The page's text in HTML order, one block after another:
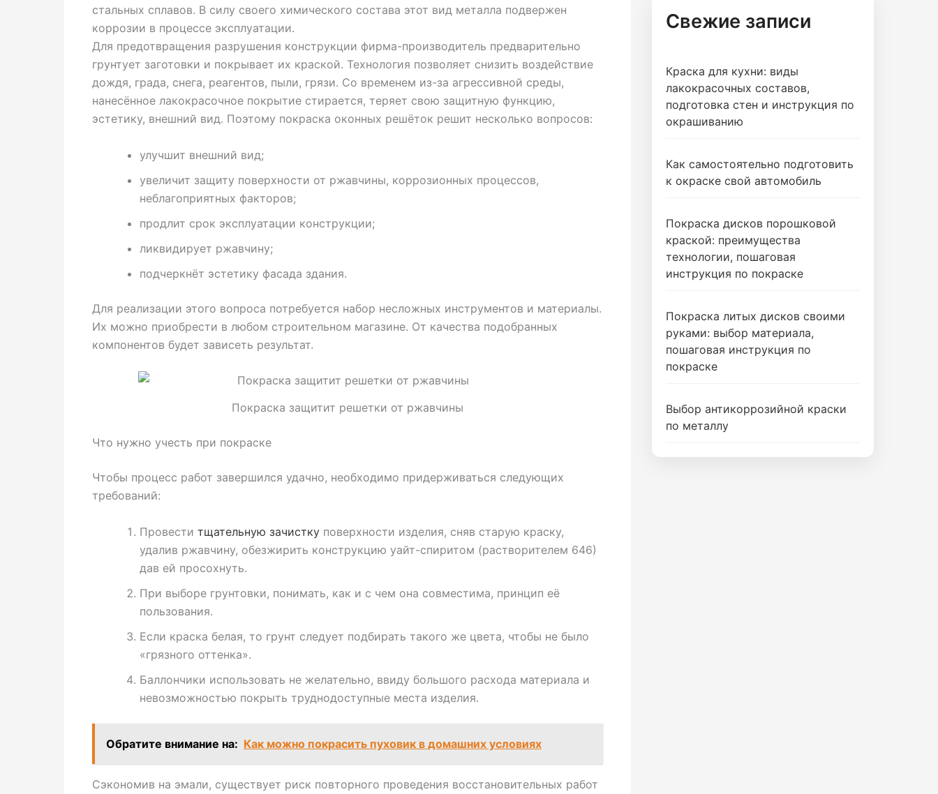
стальных сплавов. В силу своего химического состава этот вид металла подвержен
коррозии в процессе эксплуатации.
Для предотвращения разрушения конструкции фирма-производитель предварительно
грунтует заготовки и покрывает их краской. Технология позволяет снизить воздействие
дождя, града, снега, реагентов, пыли, грязи. Со временем из-за агрессивной среды,
нанесённое лакокрасочное покрытие стирается, теряет свою защитную функцию,
эстетику, внешний вид. Поэтому покраска оконных решёток решит несколько вопросов:
улучшит внешний вид;
увеличит защиту поверхности от ржавчины, коррозионных процессов,
неблагоприятных факторов;
продлит срок эксплуатации конструкции;
ликвидирует ржавчину;
подчеркнёт эстетику фасада здания.
Для реализации этого вопроса потребуется набор несложных инструментов и материалы.
Их можно приобрести в любом строительном магазине. От качества подобранных
компонентов будет зависеть результат.
Покраска защитит решетки от ржавчины
Что нужно учесть при покраске
Чтобы процесс работ завершился удачно, необходимо придерживаться следующих
требований:
Провести тщательную зачистку поверхности изделия, сняв старую краску,
удалив ржавчину, обезжирить конструкцию уайт-спиритом (растворителем 646)
дав ей просохнуть.
При выборе грунтовки, понимать, как и с чем она совместима, принцип её
пользования.
Если краска белая, то грунт следует подбирать такого же цвета, чтобы не было
«грязного оттенка».
Баллончики использовать не желательно, ввиду большого расхода материала и
невозможностью покрыть труднодоступные места изделия.
Обратите внимание на: Как можно покрасить пуховик в домашних условиях
Сэкономив на эмали, существует риск повторного проведения восстановительных работ
Свежие записи
Краска для кухни: виды
лакокрасочных составов,
подготовка стен и инструкция по
окрашиванию
Как самостоятельно подготовить
к окраске свой автомобиль
Покраска дисков порошковой
краской: преимущества
технологии, пошаговая
инструкция по покраске
Покраска литых дисков своими
руками: выбор материала,
пошаговая инструкция по
покраске
Выбор антикоррозийной краски
по металлу